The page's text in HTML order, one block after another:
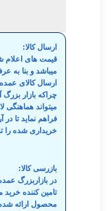
ارسال کالا:
قیمت های اعلام
میباشد و بنا به
ارسال کالای
چراکه بازار
میتواند
فراهم نماید تا
خریداری شده را
بازرسی کالا:
در بازاربزرگ
تامین کننده
محصول ارائه